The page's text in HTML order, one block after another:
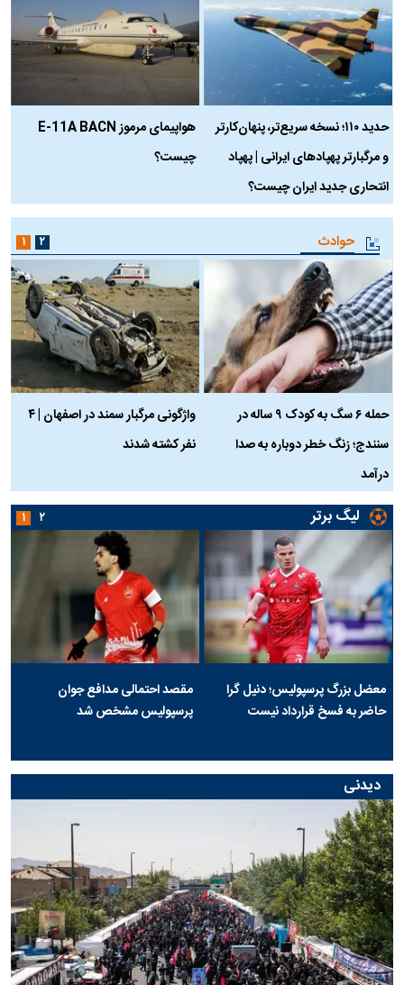
حدید ۱۱۰؛ نسخه سریع‌تر، پنهان‌کارتر
و مرگبارتر پهپادهای ایرانی | پهپاد
انتحاری جدید ایران چیست؟
هواپیمای مرموز E-11A BACN
چیست؟
حوادث
حمله ۶ سگ به کودک ۹ ساله در
سنندج؛ زنگ خطر دوباره به صدا
درآمد
واژگونی مرگبار سمند در اصفهان | ۴
نفر کشته شدند
۱ ۲
لیگ برتر
معضل بزرگ پرسپولیس؛ دنیل گرا
حاضر به فسخ قرارداد نیست
مقصد احتمالی مدافع جوان
پرسپولیس مشخص شد
۱ ۲
دیدنی